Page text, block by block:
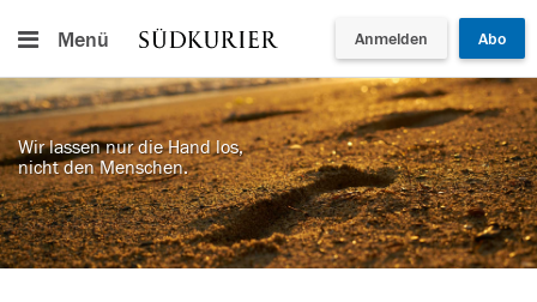
Menü Anmelden Abo
Wir lassen nur die Hand los,
nicht den Menschen.